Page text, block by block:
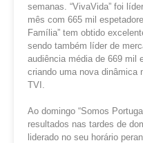
semanas. “VivaVida” foi
mês com 665 mil
Família” tem obtido
sendo também líder de
audiência média de 669 mil
criando uma nova dinâmica
TVI.
Ao domingo “Somos
resultados nas tardes de
liderado no seu horário